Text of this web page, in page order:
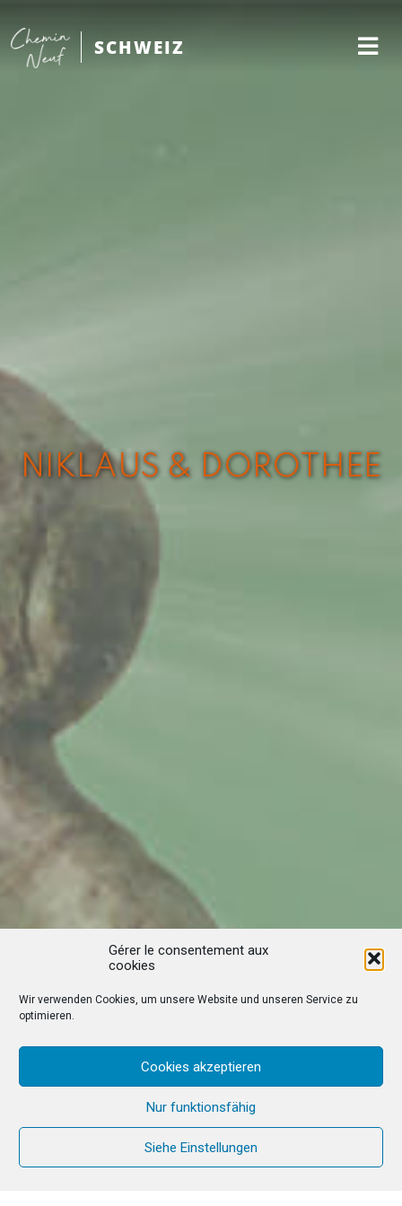
Gérer le consentement aux
cookies
Wir verwenden Cookies, um unsere Website und unseren Service zu
optimieren.
Cookies akzeptieren
Nur funktionsfähig
Siehe Einstellungen
SCHWEIZ
NIKLAUS & DOROTHEE